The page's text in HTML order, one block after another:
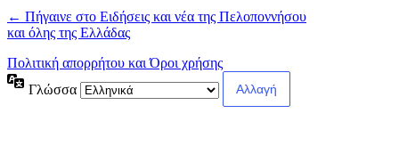
← Πήγαινε στο Ειδήσεις και νέα της Πελοποννήσου
και όλης της Ελλάδας
Πολιτική απορρήτου και Όροι χρήσης
Γλώσσα